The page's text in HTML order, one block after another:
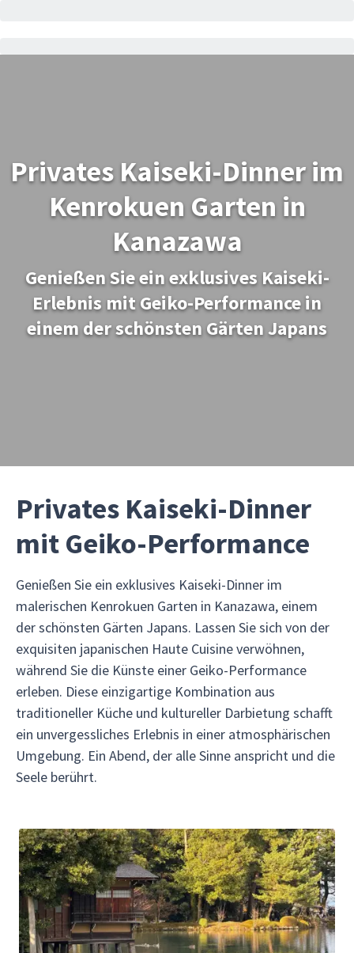
Privates Kaiseki-Dinner im
Kenrokuen Garten in
Kanazawa
Genießen Sie ein exklusives Kaiseki-
Erlebnis mit Geiko-Performance in
einem der schönsten Gärten Japans
Privates Kaiseki-Dinner
mit Geiko-Performance
Genießen Sie ein exklusives Kaiseki-Dinner im
malerischen Kenrokuen Garten in Kanazawa, einem
der schönsten Gärten Japans. Lassen Sie sich von der
exquisiten japanischen Haute Cuisine verwöhnen,
während Sie die Künste einer Geiko-Performance
erleben. Diese einzigartige Kombination aus
traditioneller Küche und kultureller Darbietung schafft
ein unvergessliches Erlebnis in einer atmosphärischen
Umgebung. Ein Abend, der alle Sinne anspricht und die
Seele berührt.